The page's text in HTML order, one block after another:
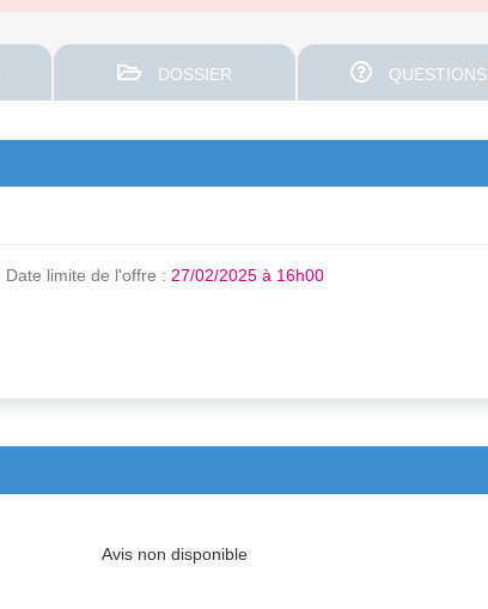
DOSSIER QUESTIONS
Date limite de l'offre : 27/02/2025 à 16h00
Avis non disponible